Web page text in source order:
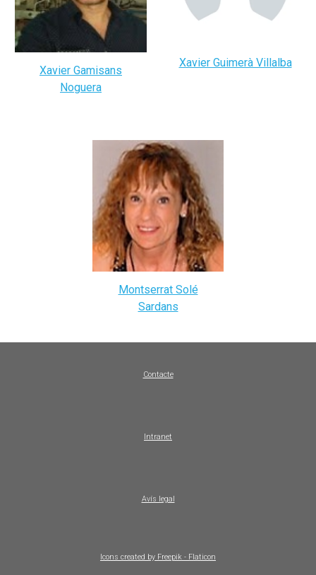
Xavier Gamisans
Noguera
Xavier Guimerà Villalba
Montserrat Solé
Sardans
Contacte
Intranet
Avís legal
Icons created by Freepik - Flaticon